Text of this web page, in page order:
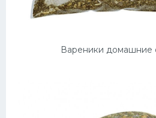
Вареники домашние